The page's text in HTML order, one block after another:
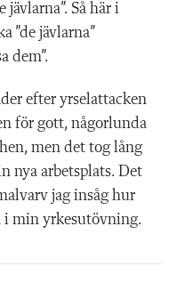
jävlarna”. Så här i
”de jävlarna”
dem”.
efter yrselattacken
för gott, någorlunda
men det tog lång
nya arbetsplats. Det
jag insåg hur
i min yrkesutövning.